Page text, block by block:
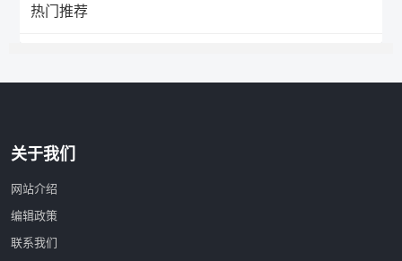
热门推荐
关于我们
网站介绍
编辑政策
联系我们